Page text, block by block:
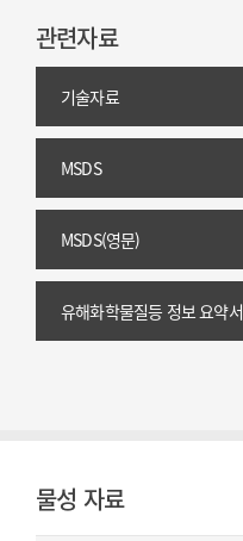
관련자료
기술자료
MSDS
MSDS(영문)
유해화학물질등 정보 요약서
물성 자료